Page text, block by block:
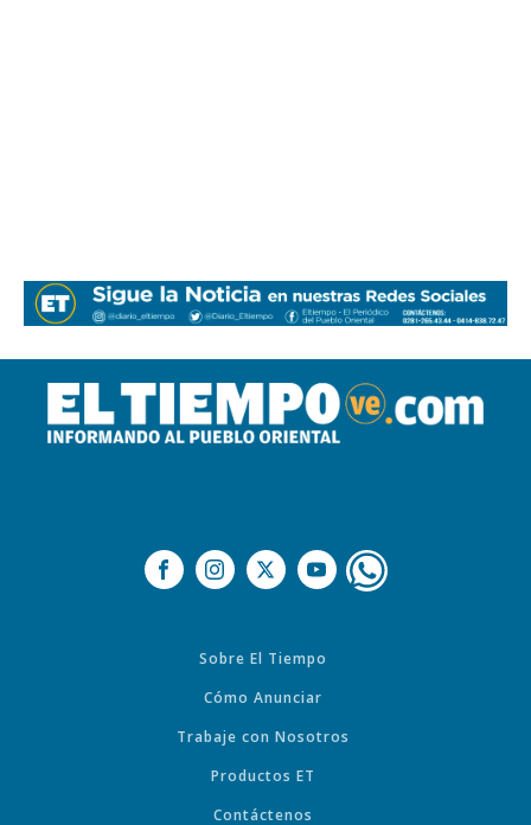
Sobre El Tiempo
Cómo Anunciar
Trabaje con Nosotros
Productos ET
Contáctenos